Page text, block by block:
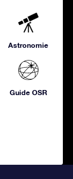
Astronomie
Guide OSR